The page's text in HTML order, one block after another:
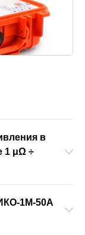
в
1 μΩ ÷
1М-50А